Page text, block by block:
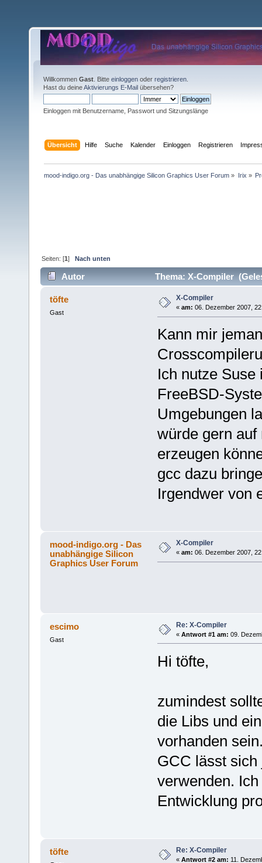
Willkommen Gast . Bitte einloggen oder registrieren
Hast du deineAktivierungs E-Mail übersehen?
Einloggen mit Benutzername, Passwort und Sitzungslänge
Übersicht Hilfe Suche Kalender Einloggen Registrieren
mood-indigo.org - Das unabhängige Silicon Graphics User Forum » Irix »
Seiten: [1]Nach unten
Autor Thema: X-Compiler
töfte
Gast
X-Compiler
« am: 06. Dezember 2007,
Kann mir
Ich nutze
FreeBSD-
Umgebungen
würde gern
erzeugen
gcc dazu
Irgendwer von
mood-indigo.org - Das
unabhängige Silicon
Graphics User Forum
X-Compiler
« am: 06. Dezember 2007,
escimo
Gast
Re: X-Compiler
« Antwort #1 am: 09.
Hi töfte,
zumindest
die Libs und
vorhanden
GCC lässt
verwenden.
Entwicklung
töfte Re: X-Compiler
« Antwort #2 am: 11.